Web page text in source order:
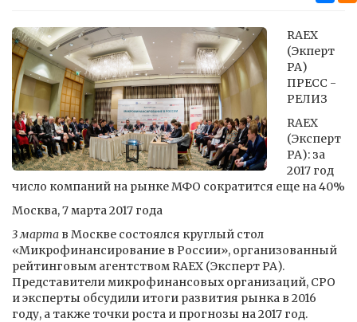
RAEX
(Экперт
РА)
ПРЕСС -
РЕЛИЗ
RAEX
(Эксперт
РА): за
2017 год
число компаний на рынке МФО сократится еще на 40%
Москва, 7 марта 2017 года
3 марта в Москве состоялся круглый стол
«Микрофинансирование в России», организованный
рейтинговым агентством RAEX (Эксперт РА).
Представители микрофинансовых организаций, СРО
и эксперты обсудили итоги развития рынка в 2016
году, а также точки роста и прогнозы на 2017 год.